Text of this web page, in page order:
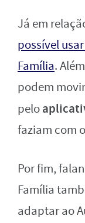
Já em
possível
Família.
podem
pelo
faziam com
Por fim,
Família
adaptar ao